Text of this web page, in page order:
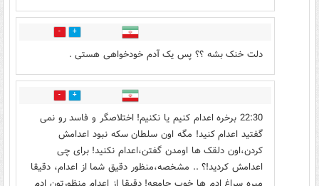
3
دلت خنک بشه ؟؟ پس یک آدم خودخواهی هستی .‌
0
22:30 برخره اعدام کنیم یا نکنیم! اختلاصگر و فاسد رو نمی
گفتید اعدام کنید! مگه اون سلطان سکه نبود اعدامش
کردن،اون دلقک ها اومدن گفتن،اعدام نکنید! برای چی
اعدامش کردید!؟ .. مشخصه،منظور دقیق شما از اعدام، دقیقا